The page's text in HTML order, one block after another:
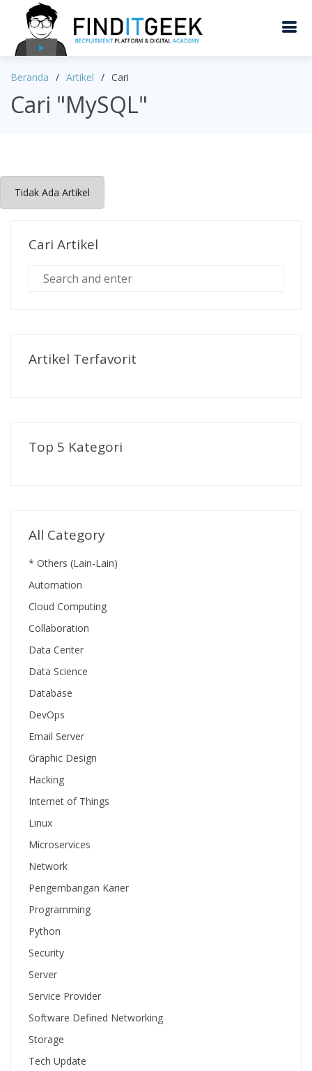
Beranda Artikel Cari
Cari "MySQL"
Tidak Ada Artikel
Cari Artikel
Artikel Terfavorit
Top 5 Kategori
All Category
* Others (Lain-Lain)
Automation
Cloud Computing
Collaboration
Data Center
Data Science
Database
DevOps
Email Server
Graphic Design
Hacking
Internet of Things
Linux
Microservices
Network
Pengembangan Karier
Programming
Python
Security
Server
Service Provider
Software Defined Networking
Storage
Tech Update